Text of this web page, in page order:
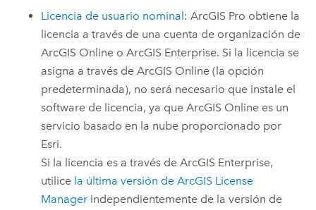
Licencia de usuario nominal:ArcGIS Pro obtiene la
licencia a través de una cuenta de organización de
ArcGIS Online oArcGIS Enterprise. Si la licencia se
asigna a través deArcGIS Online (la opción
predeterminada), no será necesario que instale el
software de licencia, ya queArcGIS Online es un
servicio basado en la nube proporcionado por
Esri.
Si la licencia es a través deArcGIS Enterprise,
utilice la última versión deArcGIS License
Manager independientemente de la versión de